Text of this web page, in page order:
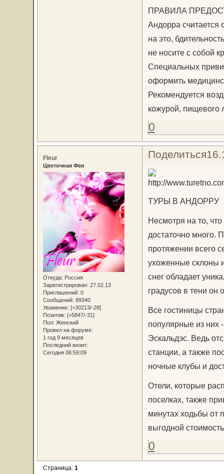
ПРАВИЛА
Андорра считается
на это,
не носите с собой
Специальных
оформить
Рекомендуется
кожурой, пищевого
0
Поделиться
Fleur
Цветочная Фея
Откуда: Россия
Зарегистрирован: 27.02.13
Приглашений: 0
Сообщений: 89340
Уважение: [+30213/-28]
Позитив: [+5847/-31]
Пол: Женский
Провел на форуме:
1 год 9 месяцев
Последний визит:
Сегодня 06:59:09
ТУРЫ В АНДОРРУ
Несмотря на то,
достаточно много.
протяжении всего
ухоженные склоны
снег обладает
градусов в тени он
Все гостиницы
популярные из них
Эскальдэс. Ведь
станции, а также
ночные клубы и
Отели, которые
поселках, также
минутах ходьбы от
выгодной
0
Страница: 1